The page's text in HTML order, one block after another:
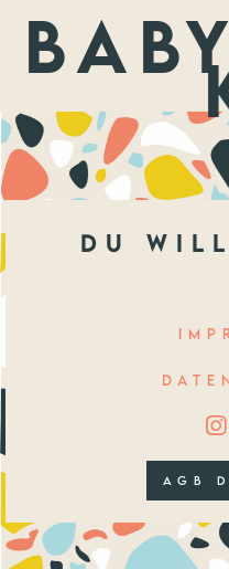
du
AGB